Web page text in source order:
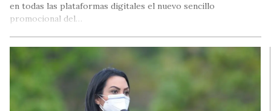
en todas las plataformas digitales el nuevo sencillo
promocional del…